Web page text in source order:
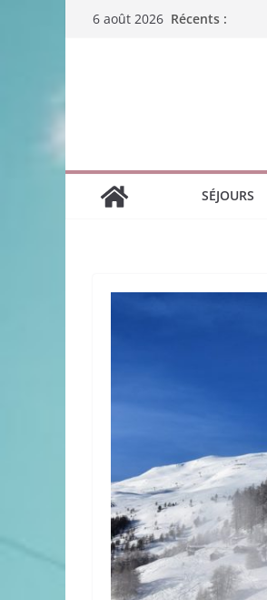
Passer6 août 2026 Récents :
SÉJOURS